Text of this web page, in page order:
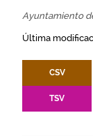
Ayuntamiento
Última
CSV
TSV